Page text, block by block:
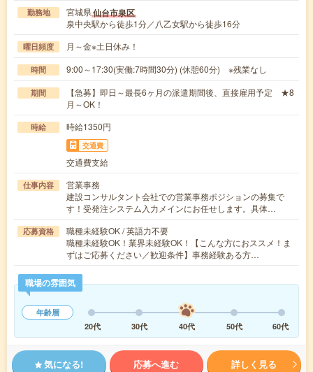
勤務地 宮城県仙台市泉区
泉中央駅から徒歩1分／八乙女駅から徒歩16分
曜日頻度 月～金※土日休み！
時間 9:00～17:30(実働:7時間30分) (休憩60分) ※残業なし
期間
【急募】即日～最長6ヶ月の派遣期間後、直接雇用予定 ★8
月～OK！
時給 時給1350円
交通費
交通費支給
仕事内容
営業事務
建設コンサルタント会社での営業事務ポジションの募集で
す！受発注システム入力メインにお任せします。具体…
応募資格
職種未経験OK / 英語力不要
職種未経験OK！業界未経験OK！【こんな方におススメ！ま
ずはご応募ください／歓迎条件】事務経験ある方…
職場の雰囲気
年齢層
20代
30代 40代 50代 60代
気になる! 応募へ進む 詳しく見る